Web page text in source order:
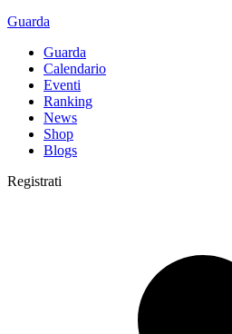
Guarda
Guarda
Calendario
Eventi
Ranking
News
Shop
Blogs
Registrati